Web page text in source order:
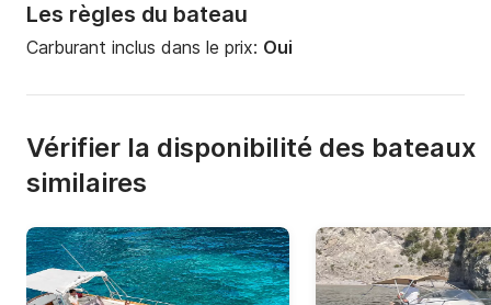
Les règles du bateau
Carburant inclus dans le prix: Oui
Vérifier la disponibilité des bateaux
similaires